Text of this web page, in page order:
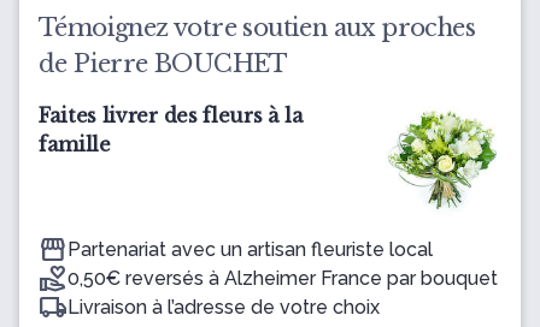
Témoignez votre soutien aux proches
de Pierre BOUCHET
Faites livrer des fleurs à la
famille
Partenariat avec un artisan fleuriste local
0,50€ reversés à Alzheimer France par bouquet
Livraison à l’adresse de votre choix